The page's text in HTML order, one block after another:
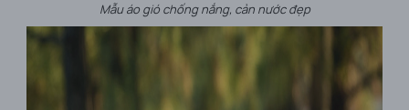
Mẫu áo gió chống nắng, cản nước đẹp